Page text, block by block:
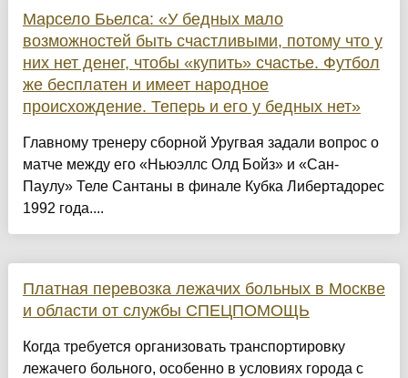
Марсело Бьелса: «У бедных мало
возможностей быть счастливыми, потому что у
них нет денег, чтобы «купить» счастье. Футбол
же бесплатен и имеет народное
происхождение. Теперь и его у бедных нет»
Главному тренеру сборной Уругвая задали вопрос о
матче между его «Ньюэллс Олд Бойз» и «Сан-
Паулу» Теле Сантаны в финале Кубка Либертадорес
1992 года....
Платная перевозка лежачих больных в Москве
и области от службы СПЕЦПОМОЩЬ
Когда требуется организовать транспортировку
лежачего больного, особенно в условиях города с